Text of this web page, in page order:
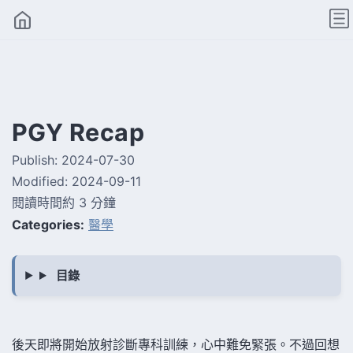
PGY Recap
Publish: 2024-07-30
Modified: 2024-09-11
閱讀時間約 3 分鐘
Categories: 醫學
後天即將開始放射診斷專科訓練，心中難免緊張。不過回想